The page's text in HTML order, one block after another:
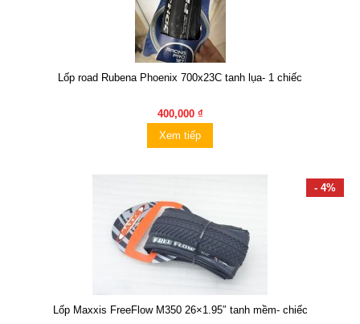
Lốp road Rubena Phoenix 700x23C tanh lụa- 1 chiếc
400,000 ₫
Xem tiếp
- 4%
Lốp Maxxis FreeFlow M350 26×1.95″ tanh mềm- chiếc